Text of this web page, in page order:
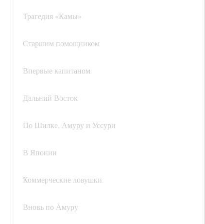
Трагедия «Камы»
Старшим помощником
Впервые капитаном
Дальний Восток
По Шилке, Амуру и Уссури
В Японии
Коммерческие ловушки
Вновь по Амуру